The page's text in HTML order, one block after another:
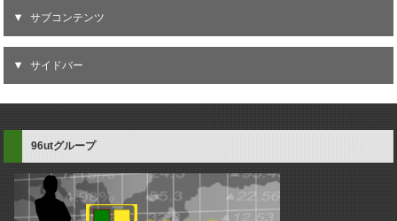
サブコンテンツ
サイドバー
96utグループ